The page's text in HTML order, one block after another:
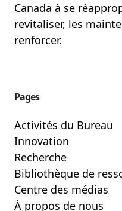
Canada à se
revitaliser, les
renforcer.
Pages
Activités du Bureau
Innovation
Recherche
Bibliothèque de
Centre des médias
À propos de nous